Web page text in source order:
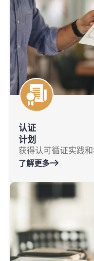
认证
计划
获得认可循证实践
了解更多